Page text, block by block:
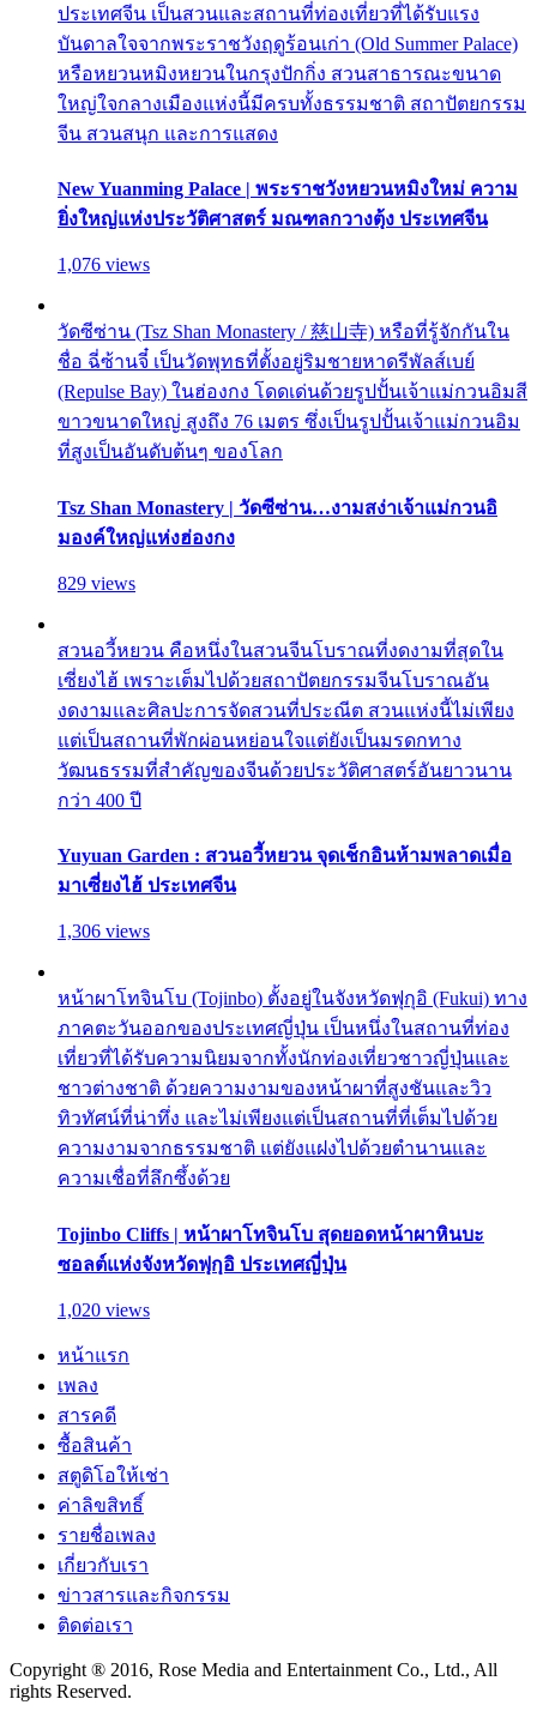
ประเทศจีน เป็นสวนและสถานที่ท่องเที่ยวที่ได้รับแรง
บันดาลใจจากพระราชวังฤดูร้อนเก่า (Old Summer Palace)
หรือหยวนหมิงหยวนในกรุงปักกิ่ง สวนสาธารณะขนาด
ใหญ่ใจกลางเมืองแห่งนี้มีครบทั้งธรรมชาติ สถาปัตยกรรม
จีน สวนสนุก และการแสดง
New Yuanming Palace | พระราชวังหยวนหมิงใหม่ ความ
ยิ่งใหญ่แห่งประวัติศาสตร์ มณฑลกวางตุ้ง ประเทศจีน
1,076 views
วัดซีซ่าน (Tsz Shan Monastery / 慈山寺) หรือที่รู้จักกันใน
ชื่อ ฉี่ซ้านจี๋ เป็นวัดพุทธที่ตั้งอยู่ริมชายหาดรีพัลส์เบย์
(Repulse Bay) ในฮ่องกง โดดเด่นด้วยรูปปั้นเจ้าแม่กวนอิมสี
ขาวขนาดใหญ่ สูงถึง 76 เมตร ซึ่งเป็นรูปปั้นเจ้าแม่กวนอิม
ที่สูงเป็นอันดับต้นๆ ของโลก
Tsz Shan Monastery | วัดซีซ่าน…งามสง่าเจ้าแม่กวนอิ
มองค์ใหญ่แห่งฮ่องกง
829 views
สวนอวี้หยวน คือหนึ่งในสวนจีนโบราณที่งดงามที่สุดใน
เซี่ยงไฮ้ เพราะเต็มไปด้วยสถาปัตยกรรมจีนโบราณอัน
งดงามและศิลปะการจัดสวนที่ประณีต สวนแห่งนี้ไม่เพียง
แต่เป็นสถานที่พักผ่อนหย่อนใจแต่ยังเป็นมรดกทาง
วัฒนธรรมที่สำคัญของจีนด้วยประวัติศาสตร์อันยาวนาน
กว่า 400 ปี
Yuyuan Garden : สวนอวี้หยวน จุดเช็กอินห้ามพลาดเมื่อ
มาเซี่ยงไฮ้ ประเทศจีน
1,306 views
หน้าผาโทจินโบ (Tojinbo) ตั้งอยู่ในจังหวัดฟุกุอิ (Fukui) ทาง
ภาคตะวันออกของประเทศญี่ปุ่น เป็นหนึ่งในสถานที่ท่อง
เที่ยวที่ได้รับความนิยมจากทั้งนักท่องเที่ยวชาวญี่ปุ่นและ
ชาวต่างชาติ ด้วยความงามของหน้าผาที่สูงชันและวิว
ทิวทัศน์ที่น่าทึ่ง และไม่เพียงแต่เป็นสถานที่ที่เต็มไปด้วย
ความงามจากธรรมชาติ แต่ยังแฝงไปด้วยตำนานและ
ความเชื่อที่ลึกซึ้งด้วย
Tojinbo Cliffs | หน้าผาโทจินโบ สุดยอดหน้าผาหินบะ
ซอลต์แห่งจังหวัดฟุกุอิ ประเทศญี่ปุ่น
1,020 views
หน้าแรก
เพลง
สารคดี
ซื้อสินค้า
สตูดิโอให้เช่า
ค่าลิขสิทธิ์
รายชื่อเพลง
เกี่ยวกับเรา
ข่าวสารและกิจกรรม
ติดต่อเรา
Copyright ® 2016, Rose Media and Entertainment Co., Ltd., All
rights Reserved.